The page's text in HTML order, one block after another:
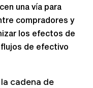
una vía para
compradores y
los efectos de
flujos de efectivo
cadena de